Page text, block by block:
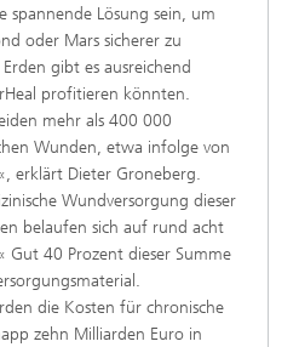
spannende Lösung sein, um
oder Mars sicherer zu
gibt es ausreichend
profitieren könnten.
mehr als 400 000
Wunden, etwa infolge von
erklärt Dieter Groneberg.
Wundversorgung dieser
belaufen sich auf rund acht
Gut 40 Prozent dieser Summe
die Kosten für chronische
zehn Milliarden Euro in